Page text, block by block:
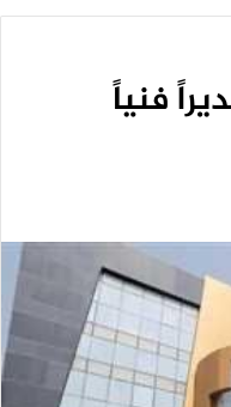
فنياً